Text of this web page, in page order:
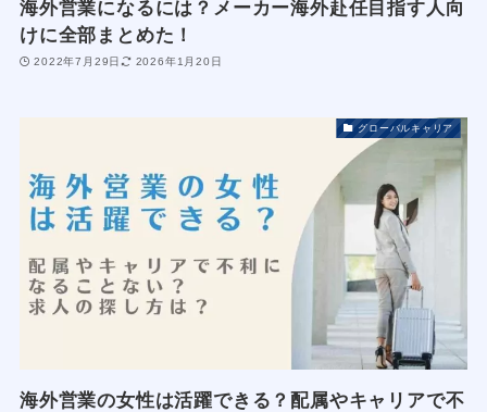
海外営業になるには？メーカー海外赴任目指す人向
けに全部まとめた！
2022年7月29日 2026年1月20日
グローバルキャリア
海外営業の女性は活躍できる？配属やキャリアで不